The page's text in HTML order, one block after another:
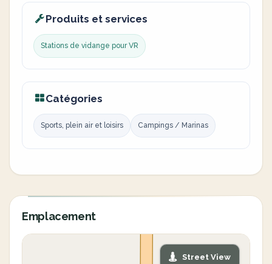
Produits et services
Stations de vidange pour VR
Catégories
Sports, plein air et loisirs Campings / Marinas
Emplacement
Street View